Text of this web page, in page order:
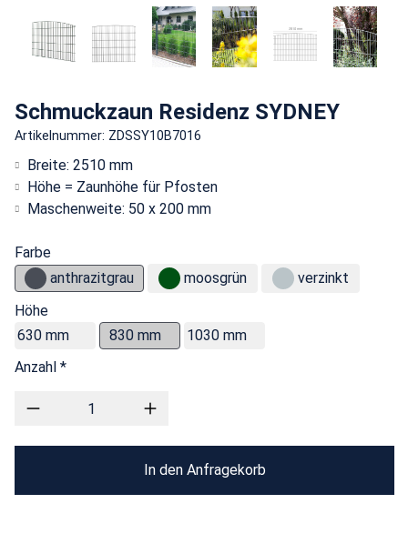
Schmuckzaun Residenz SYDNEY
Artikelnummer: ZDSSY10B7016
Breite: 2510 mm
Höhe = Zaunhöhe für Pfosten
Maschenweite: 50 x 200 mm
Farbe
anthrazitgrau
moosgrün
verzinkt
Höhe
630 mm
830 mm
1030 mm
Anzahl *
In den Anfragekorb